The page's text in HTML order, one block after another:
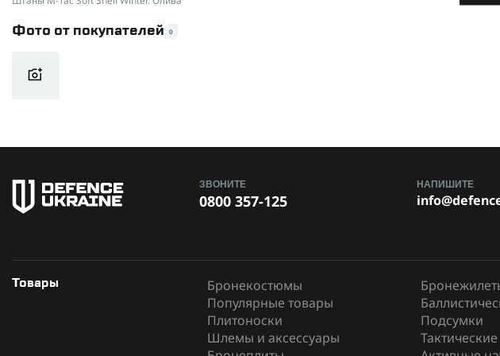
Производитель
Фото от покупателей 0
ЗВОНИТЕ
0800 357-125
НАПИШИТЕ
Товары
Бронекостюмы
Популярные товары
Плитоноски
Шлемы и аксессуары
Подсумки